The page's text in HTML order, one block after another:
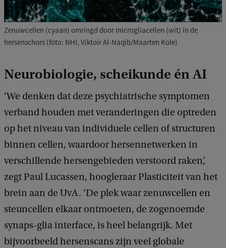
Zenuwcellen (cyaan) omringd door microgliacellen (wit) in de
hersenschors (foto: NHI, Viktoir Al-Naqib/Maarten Kole)
Neurobiologie, scheikunde én AI
‘We denken dat deze psychiatrische symptomen
verband houden met veranderingen die optreden
op het niveau van individuele cellen of structuren
binnen cellen, waardoor hersennetwerken in
verschillende hersengebieden verstoord raken’,
zegt Paul Lucassen, hoogleraar Plasticiteit van het
brein aan de UvA. ‘De plek waar zenuwcellen en
steuncellen elkaar ontmoeten, de zogenoemde
synaps-glia interface, is heel belangrijk. Met
bijvoorbeeld hersenscans zijn veel globale